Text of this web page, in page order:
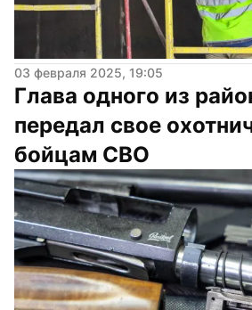
03 февраля 2025, 19:05
Глава одного из
передал свое
бойцам СВО